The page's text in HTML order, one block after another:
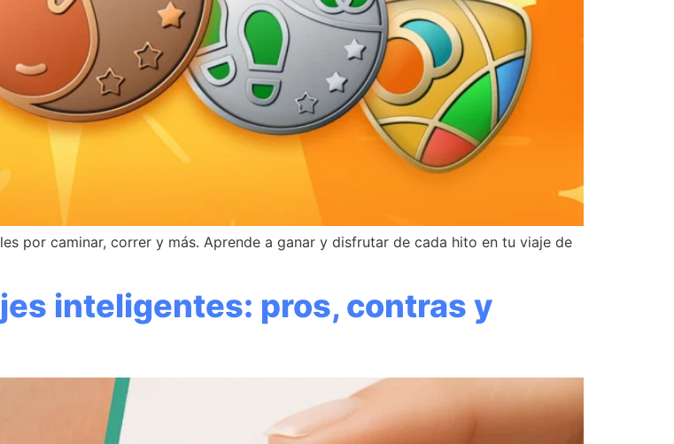
por caminar, correr y más. Aprende a ganar y disfrutar de cada hito en tu viaje de
inteligentes: pros, contras y